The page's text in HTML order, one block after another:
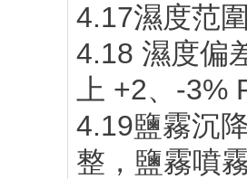
4.17濕度范
4.18 濕度偏
上 +2、-
4.19鹽霧沉
整，鹽霧噴